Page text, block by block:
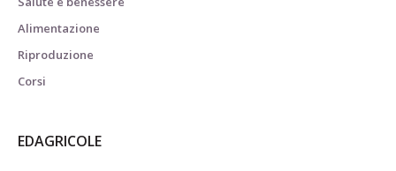
Alimentazione
Riproduzione
Corsi
EDAGRICOLE